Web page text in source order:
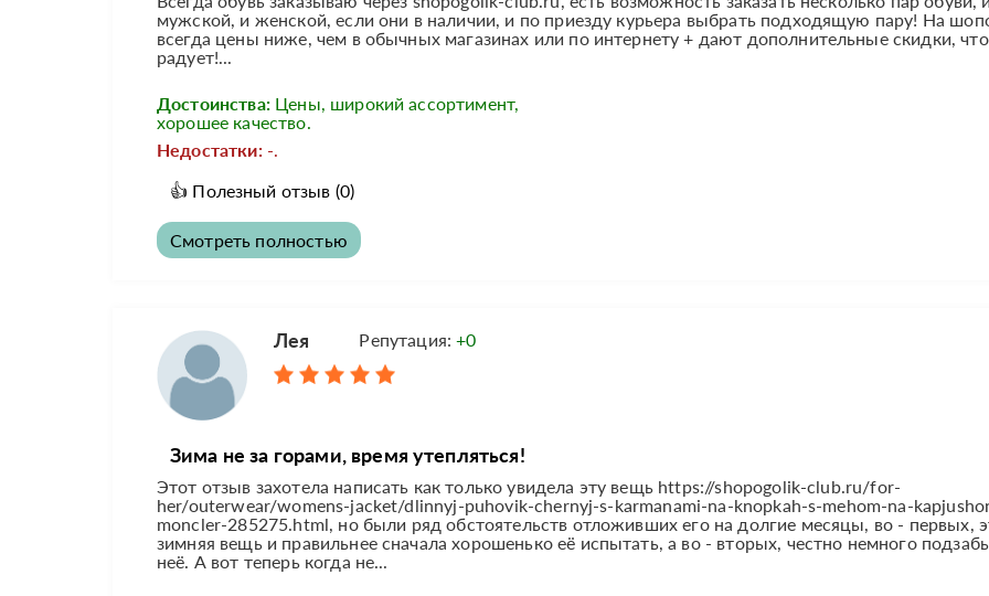
мужской, и женской, если они в наличии, и по приезду курьера выбрать подходящую пару! На
всегда цены ниже, чем в обычных магазинах или по интернету + дают дополнительные скидки,
радует!...
Достоинства: Цены, широкий ассортимент,
хорошее качество.
Недостатки: -.
👍 Полезный отзыв (0)
Смотреть полностью
Лея Репутация:+0
Зима не за горами, время утепляться!
Этот отзыв захотела написать как только увидела эту вещь https://shopogolik-club.ru/for-
her/outerwear/womens-jacket/dlinnyj-puhovik-chernyj-s-karmanami-na-knopkah-s-mehom-na-
moncler-285275.html, но были ряд обстоятельств отложивших его на долгие месяцы, во - первых,
зимняя вещь и правильнее сначала хорошенько её испытать, а во - вторых, честно немного
неё. А вот теперь когда не...